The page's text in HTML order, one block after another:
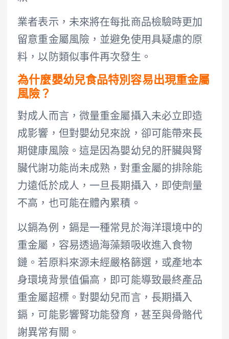
業者表示，未來將在每批商品檢驗時更加
留意重金屬風險，並避免使用具疑慮的原
料，以防類似事件再次發生。
為什麼嬰幼兒食品特別容易出現重金屬
風險？
對成人而言，微量重金屬攝入未必立即造
成影響，但對嬰幼兒來說，卻可能帶來長
期健康風險。這是因為嬰幼兒的肝臟與腎
臟代謝功能尚未成熟，對重金屬的排除能
力遠低於成人，一旦長期攝入，即使劑量
不高，也可能在體內累積。
以鎘為例，鎘是一種常見於海洋環境中的
重金屬，容易透過海藻類吸收進入食物
鏈。若原料來源未經嚴格篩選，或產地本
身環境背景值偏高，即可能導致最終產品
重金屬超標。對嬰幼兒而言，長期攝入
鎘，可能影響腎功能發育，甚至與骨骼代
謝異常有關。